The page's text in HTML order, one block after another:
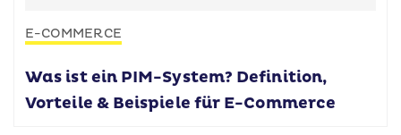
E-COMMERCE
Was ist ein PIM-System? Definition,
Vorteile & Beispiele für E-Commerce